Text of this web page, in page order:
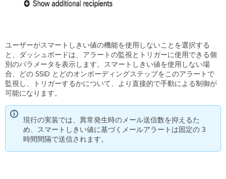
ユーザーがスマートしきい値の機能を使用しないことを選択する
と、ダッシュボードは、アラートの監視とトリガーに使用できる個
別のパラメータを表示します。スマートしきい値を使用しない場
合、どの SSID とどのオンボーディングステップをこのアラートで
監視し、トリガーするかについて、より直接的で手動による制御が
可能になります。
現行の実装では、異常発生時のメール送信数を抑えるた
め、スマートしきい値に基づくメールアラートは固定の 3
時間間隔で送信されます。